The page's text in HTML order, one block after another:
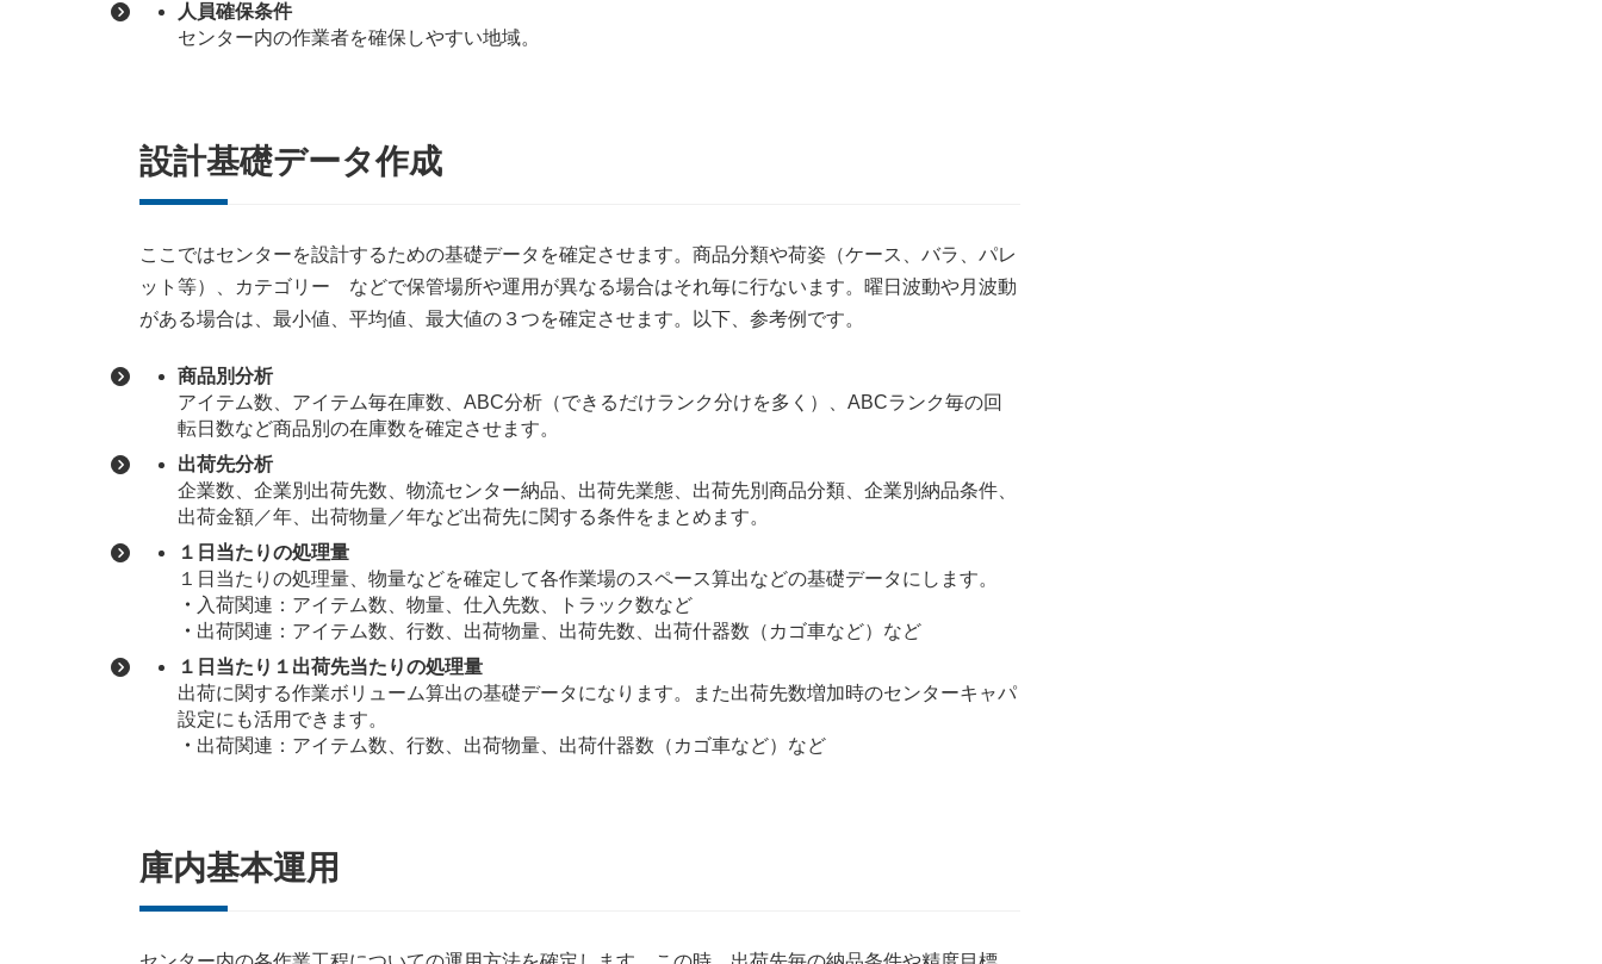
人員確保条件
センター内の作業者を確保しやすい地域。
設計基礎データ作成
ここではセンターを設計するための基礎データを確定させます。商品分類や荷姿（ケース、バラ、パレ
ット等）、カテゴリー などで保管場所や運用が異なる場合はそれ毎に行ないます。曜日波動や月波動
がある場合は、最小値、平均値、最大値の３つを確定させます。以下、参考例です。
商品別分析
アイテム数、アイテム毎在庫数、ABC分析（できるだけランク分けを多く）、ABCランク毎の回
転日数など商品別の在庫数を確定させます。
出荷先分析
企業数、企業別出荷先数、物流センター納品、出荷先業態、出荷先別商品分類、企業別納品条件、
出荷金額／年、出荷物量／年など出荷先に関する条件をまとめます。
１日当たりの処理量
１日当たりの処理量、物量などを確定して各作業場のスペース算出などの基礎データにします。
・ 入荷関連：アイテム数、物量、仕入先数、トラック数など
・ 出荷関連：アイテム数、行数、出荷物量、出荷先数、出荷什器数（カゴ車など）など
１日当たり１出荷先当たりの処理量
出荷に関する作業ボリューム算出の基礎データになります。また出荷先数増加時のセンターキャパ
設定にも活用できます。
・ 出荷関連：アイテム数、行数、出荷物量、出荷什器数（カゴ車など）など
庫内基本運用